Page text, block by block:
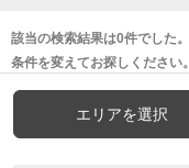
該当の検索結果は0件でした。
条件を変えてお探しください。
エリアを選択